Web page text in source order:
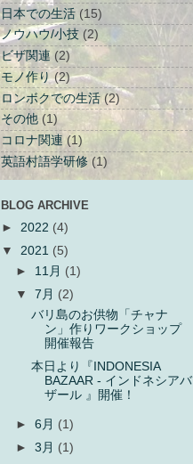
日本での生活 (15)
ノウハウ/小技 (2)
ビザ関連 (2)
モノ作り (2)
ロンボクでの生活 (2)
その他 (1)
コロナ関連 (1)
英語村語学研修 (1)
BLOG ARCHIVE
► 2022 (4)
▼ 2021 (5)
► 11月 (1)
▼7月 (2)
バリ島のお供物「チャナ
ン」作りワークショップ
開催報告
本日より『INDONESIA
BAZAAR - インドネシアバ
ザール 』開催！
►6月 (1)
►3月 (1)